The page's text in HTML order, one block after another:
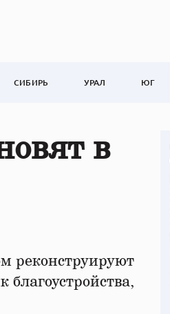
СИБИРЬ УРАЛ ЮГ
в
реконструируют